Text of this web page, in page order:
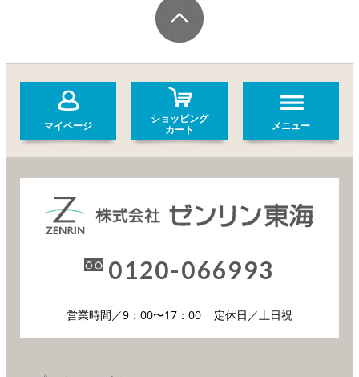
マイページ
ショッピング
カート
メニュー
0120-066993
営業時間／9：00〜17：00 定休日／土日祝